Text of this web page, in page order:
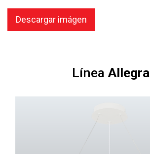
Descargar imágen
Línea Allegra